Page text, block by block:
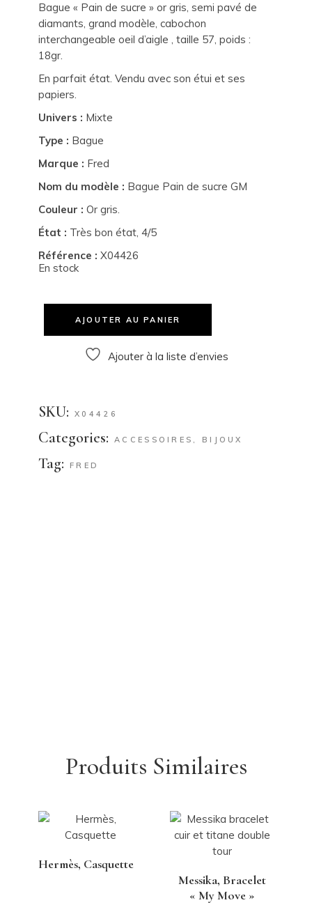
Bague « Pain de sucre » or gris, semi pavé de
diamants, grand modèle, cabochon
interchangeable oeil d’aigle , taille 57, poids :
18gr.
En parfait état. Vendu avec son étui et ses
papiers.
Univers : Mixte
Type : Bague
Marque : Fred
Nom du modèle : Bague Pain de sucre GM
Couleur : Or gris.
État : Très bon état, 4/5
Référence : X04426
En stock
AJOUTER AU PANIER
Ajouter à la liste d’envies
SKU: X04426
Categories: ACCESSOIRES , BIJOUX
Tag: FRED
Produits Similaires
Hermès, Casquette
Messika, Bracelet
« My Move »